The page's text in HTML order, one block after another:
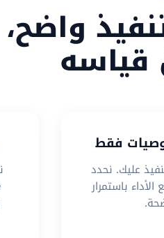
واضح،
عليك. نحدد
الأداء باستمرار